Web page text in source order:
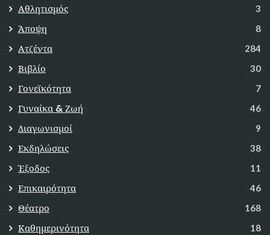
Αθλητισμός 3
Άποψη 8
Ατζέντα 284
Βιβλίο 30
Γονεϊκότητα 7
Γυναίκα & Ζωή 46
Διαγωνισμοί 9
Εκδηλώσεις 38
Έξοδος 11
Επικαιρότητα 46
Θέατρο 168
Καθημερινότητα 18